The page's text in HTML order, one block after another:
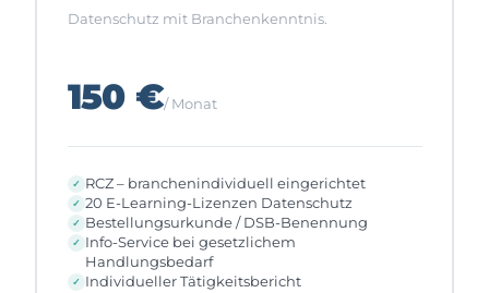
Datenschutz mit Branchenkenntnis.
150 €/ Monat
RCZ – branchenindividuell eingerichtet
20 E-Learning-Lizenzen Datenschutz
Bestellungsurkunde / DSB-Benennung
Info-Service bei gesetzlichem
Handlungsbedarf
Individueller Tätigkeitsbericht